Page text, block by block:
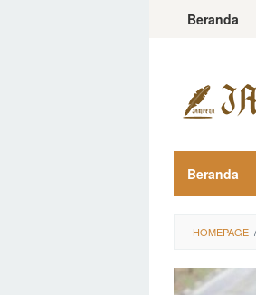
LoncatBeranda
Beranda
HOMEPAGE /